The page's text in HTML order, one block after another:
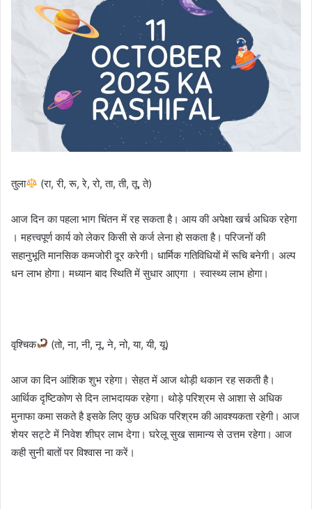
तुला (रा, री, रू, रे, रो, ता, ती, तू, ते)
आज दिन का पहला भाग चिंतन में रह सकता है। आय की अपेक्षा खर्च अधिक रहेगा
। महत्त्वपूर्ण कार्य को लेकर किसी से कर्ज लेना हो सकता है। परिजनों की
सहानुभूति मानसिक कमजोरी दूर करेगी। धार्मिक गतिविधियों में रूचि बनेगी। अल्प
धन लाभ होगा। मध्यान बाद स्थिति में सुधार आएगा । स्वास्थ्य लाभ होगा।
वृश्चिक (तो, ना, नी, नू, ने, नो, या, यी, यू)
आज का दिन आंशिक शुभ रहेगा। सेहत में आज थोड़ी थकान रह सकती है।
आर्थिक दृष्टिकोण से दिन लाभदायक रहेगा। थोड़े परिश्रम से आशा से अधिक
मुनाफा कमा सकते है इसके लिए कुछ अधिक परिश्रम की आवश्यकता रहेगी। आज
शेयर सट्टे में निवेश शीघ्र लाभ देगा। घरेलू सुख सामान्य से उत्तम रहेगा। आज
कही सुनी बातों पर विश्वास ना करें।